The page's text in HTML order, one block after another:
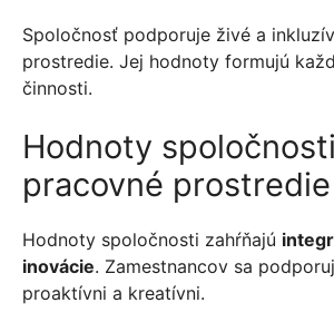
Spoločnosť podporuje živé a
prostredie. Jej hodnoty formujú
činnosti.
Hodnoty
pracovné prostredie
Hodnoty spoločnosti zahŕňajú
inovácie. Zamestnancov sa
proaktívni a kreatívni.